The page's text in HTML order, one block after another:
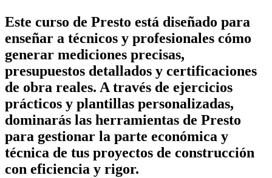
Este curso de Presto está diseñado para
enseñar a técnicos y profesionales cómo
generar mediciones precisas,
presupuestos detallados y certificaciones
de obra reales. A través de ejercicios
prácticos y plantillas personalizadas,
dominarás las herramientas de Presto
para gestionar la parte económica y
técnica de tus proyectos de construcción
con eficiencia y rigor.